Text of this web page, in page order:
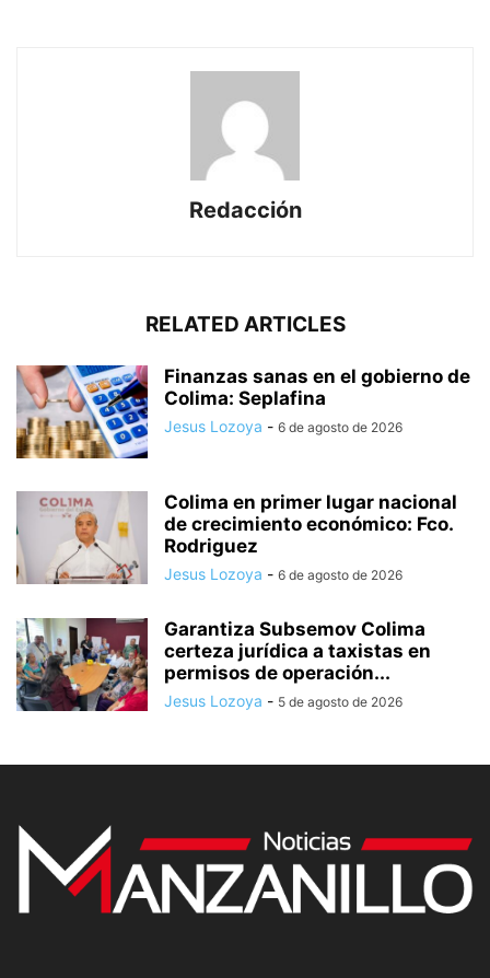
Redacción
RELATED ARTICLES
Finanzas sanas en el gobierno de
Colima: Seplafina
Jesus Lozoya - 6 de agosto de 2026
Colima en primer lugar nacional
de crecimiento económico: Fco.
Rodriguez
Jesus Lozoya - 6 de agosto de 2026
Garantiza Subsemov Colima
certeza jurídica a taxistas en
permisos de operación...
Jesus Lozoya - 5 de agosto de 2026